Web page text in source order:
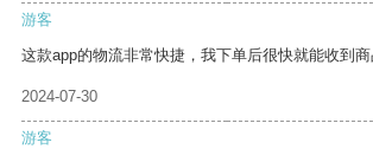
游客
这款app的物流非常快捷，我下单后很快就能收到商
2024-07-30
游客